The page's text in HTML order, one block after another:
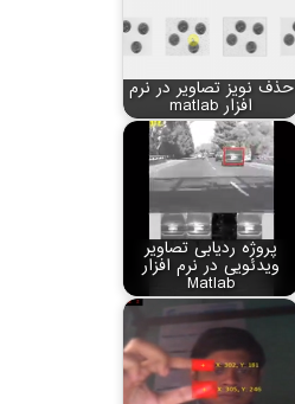
حذف نویز تصاویر در نرم
افزار matlab
پروژه ردیابی تصاویر
ویدئویی در نرم افزار
Matlab